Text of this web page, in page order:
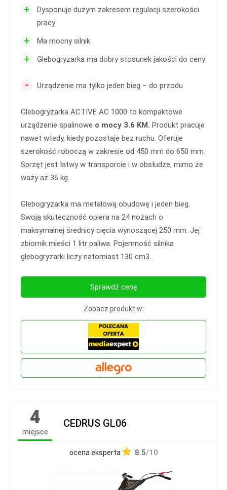
+
Dysponuje dużym zakresem regulacji szerokości
pracy
+ Ma mocny silnik
+ Glebogryzarka ma dobry stosunek jakości do ceny
- Urządzenie ma tylko jeden bieg – do przodu
Glebogryzarka ACTIVE AC 1000 to kompaktowe
urządzenie spalinowe o mocy 3.6 KM. Produkt pracuje
nawet wtedy, kiedy pozostaje bez ruchu. Oferuje
szerokość roboczą w zakresie od 450 mm do 650 mm.
Sprzęt jest łatwy w transporcie i w obsłudze, mimo że
waży aż 36 kg.
Glebogryzarka ma metalową obudowę i jeden bieg.
Swoją skuteczność opiera na 24 nożach o
maksymalnej średnicy cięcia wynoszącej 250 mm. Jej
zbiornik mieści 1 litr paliwa. Pojemność silnika
glebogryzarki liczy natomiast 130 cm3.
Sprawdź cenę
Zobacz produkt w:
4
miejsce
CEDRUS GL06
ocena eksperta 8.5/10